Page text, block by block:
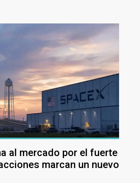
al mercado por el fuerte
marcan un nuevo